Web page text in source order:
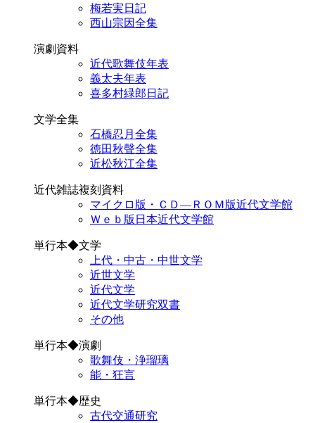
梅若実日記
西山宗因全集
演劇資料
近代歌舞伎年表
義太夫年表
喜多村緑郎日記
文学全集
石橋忍月全集
徳田秋聲全集
近松秋江全集
近代雑誌複刻資料
マイクロ版・ＣＤ―ＲＯＭ版近代文学館
Ｗｅｂ版日本近代文学館
単行本◆文学
上代・中古・中世文学
近世文学
近代文学
近代文学研究双書
その他
単行本◆演劇
歌舞伎・浄瑠璃
能・狂言
単行本◆歴史
古代交通研究